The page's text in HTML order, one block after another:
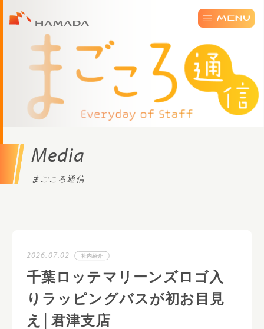
Media
まごころ通信
2026.07.02 社内紹介
千葉ロッテマリーンズロゴ入
りラッピングバスが初お目見
え│君津支店